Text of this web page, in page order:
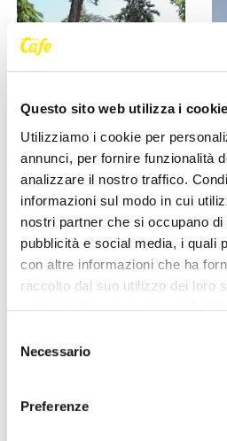
Questo sito web utilizza i cookie
Utilizziamo i cookie per
annunci, per fornire funzionalità
analizzare il nostro traffico.
informazioni sul modo in cui
nostri partner che si occupano
pubblicità e social media, i quali
con altre informazioni che ha
raccolto dal suo utilizzo dei loro
delNecessario
Preferenze
IL COMUNE INFORMA
"Rai coltiva il futuro", messi
a dimora nuovi alberi in
Piazzale Rosmini
27 Maggio 2026